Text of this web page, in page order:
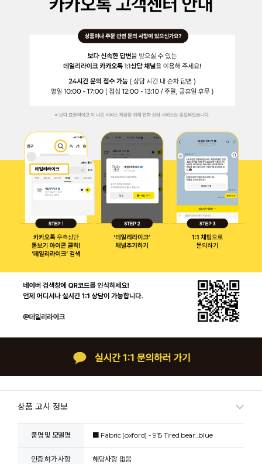
상품 고시 정보
품명 및 모델명 ■ Fabric (oxford) - 915 Tired bear_blue
인증.허가 사항 해당사항 없음